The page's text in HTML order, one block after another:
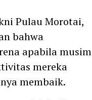
Pulau Morotai,
bahwa
apabila musim
mereka
membaik.